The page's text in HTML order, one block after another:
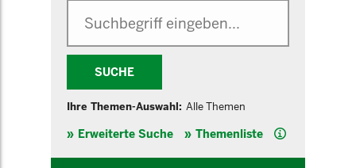
SUCHE
Ihre Themen-Auswahl: Alle Themen
Erweiterte Suche Themenliste Hilfe